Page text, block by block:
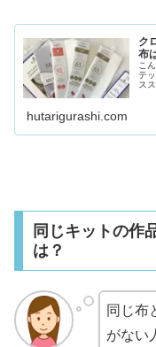
ク
布
こ
テ
ス
hutarigurashi.com
同じキットの作
は？
同じ布
がない